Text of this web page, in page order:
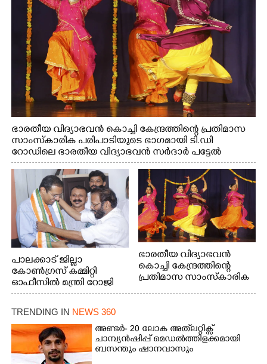
ഭാരതീയ വിദ്യാഭവൻ കൊച്ചി കേന്ദ്രത്തിന്റെ പ്രതിമാസ
സാംസ്കാരിക പരിപാടിയുടെ ഭാഗമായി ടി.ഡി
റോഡിലെ ഭാരതീയ വിദ്യാഭവൻ സർദാർ പട്ടേൽ
സഭാഗൃഹത്തിൽ എം. അക്ഷതയുടെ നേതൃത്വത്തിൽ
അവതരിപ്പിച്ച ലയ നമൻ കഥക് നൃത്തത്തിൽ നിന്ന്
പാലക്കാട് ജില്ലാ
കോൺഗ്രസ് കമ്മിറ്റി
ഓഫീസിൽ മന്ത്രി റോജി
എം ജോണിന്
ഭാരതീയ വിദ്യാഭവൻ
കൊച്ചി കേന്ദ്രത്തിന്റെ
പ്രതിമാസ സാംസ്കാരിക
പട്ടേൽ സഭാഗൃഹത്തിൽ
എം. അക്ഷതയുടെ
നേതൃത്വത്തിൽ
അവതരിപ്പിച്ച ലയ നമൻ
TRENDING IN NEWS 360
അണ്ടർ- 20 ലോക അത്‌ലറ്റിക്സ്
ചാമ്പ്യൻഷിപ്പ് മെഡൽത്തിളക്കമായി
ബസന്തും ഷാനവാസും